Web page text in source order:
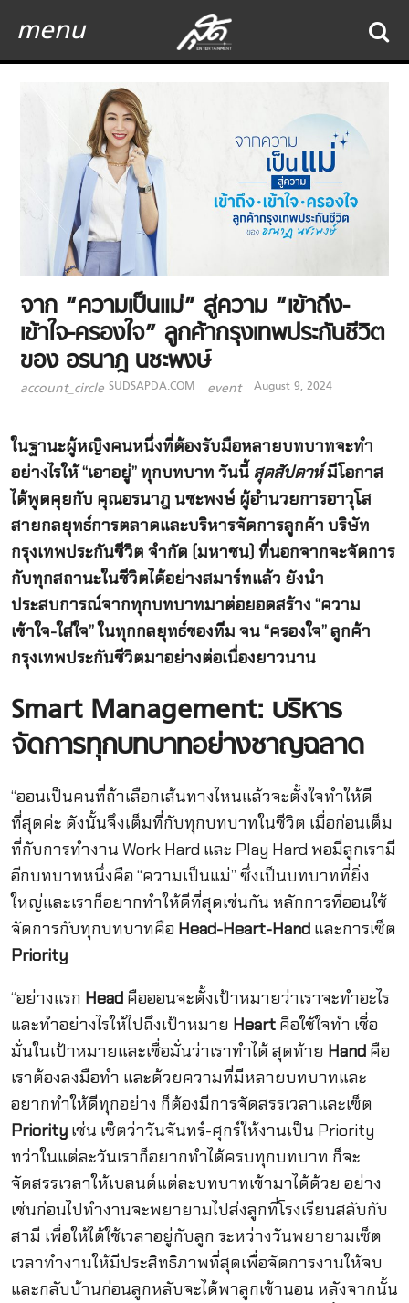
menu
จาก “ความเป็นแม่” สู่ความ “เข้าถึง-
เข้าใจ-ครองใจ” ลูกค้ากรุงเทพประกันชีวิต
ของ อรนาฎ นชะพงษ์
account_circle SUDSAPDA.COM event August 9, 2024
ในฐานะผู้หญิงคนหนึ่งที่ต้องรับมือหลายบทบาทจะทำ
อย่างไรให้ “เอาอยู่” ทุกบทบาท วันนี้ สุดสัปดาห์มีโอกาส
ได้พูดคุยกับ คุณอรนาฎ นชะพงษ์ ผู้อำนวยการอาวุโส
สายกลยุทธ์การตลาดและบริหารจัดการลูกค้า บริษัท
กรุงเทพประกันชีวิต จำกัด (มหาชน) ที่นอกจากจะจัดการ
กับทุกสถานะในชีวิตได้อย่างสมาร์ทแล้ว ยังนำ
ประสบการณ์จากทุกบทบาทมาต่อยอดสร้าง “ความ
เข้าใจ-ใส่ใจ” ในทุกกลยุทธ์ของทีม จน “ครองใจ” ลูกค้า
กรุงเทพประกันชีวิตมาอย่างต่อเนื่องยาวนาน
Smart Management: บริหาร
จัดการทุกบทบาทอย่างชาญฉลาด
“ออนเป็นคนที่ถ้าเลือกเส้นทางไหนแล้วจะตั้งใจทำให้ดี
ที่สุดค่ะ ดังนั้นจึงเต็มที่กับทุกบทบาทในชีวิต เมื่อก่อนเต็ม
ที่กับการทำงาน Work Hard และ Play Hard พอมีลูกเรามี
อีกบทบาทหนึ่งคือ “ความเป็นแม่” ซึ่งเป็นบทบาทที่ยิ่ง
ใหญ่และเราก็อยากทำให้ดีที่สุดเช่นกัน หลักการที่ออนใช้
จัดการกับทุกบทบาทคือ Head-Heart-Handและการเซ็ต
Priority
“อย่างแรก Headคือออนจะตั้งเป้าหมายว่าเราจะทำอะไร
และทำอย่างไรให้ไปถึงเป้าหมาย Heartคือใช้ใจทำ เชื่อ
มั่นในเป้าหมายและเชื่อมั่นว่าเราทำได้ สุดท้าย Handคือ
เราต้องลงมือทำ และด้วยความที่มีหลายบทบาทและ
อยากทำให้ดีทุกอย่าง ก็ต้องมีการจัดสรรเวลาและเซ็ต
Priority เช่น เซ็ตว่าวันจันทร์-ศุกร์ให้งานเป็น Priority
ทว่าในแต่ละวันเราก็อยากทำได้ครบทุกบทบาท ก็จะ
จัดสรรเวลาให้เบลนด์แต่ละบทบาทเข้ามาได้ด้วย อย่าง
เช่นก่อนไปทำงานจะพยายามไปส่งลูกที่โรงเรียนสลับกับ
สามี เพื่อให้ได้ใช้เวลาอยู่กับลูก ระหว่างวันพยายามเซ็ต
เวลาทำงานให้มีประสิทธิภาพที่สุดเพื่อจัดการงานให้จบ
และกลับบ้านก่อนลูกหลับจะได้พาลูกเข้านอน หลังจากนั้น